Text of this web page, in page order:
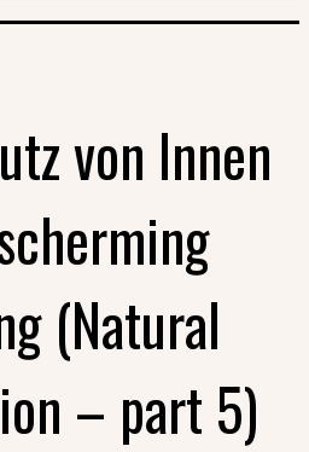
von Innen
(Natural
– part 5)